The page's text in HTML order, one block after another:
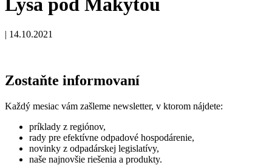
Lysá pod Makytou
| 14.10.2021
Zostaňte informovaní
Každý mesiac vám zašleme newsletter, v ktorom nájdete:
príklady z regiónov,
rady pre efektívne odpadové hospodárenie,
novinky z odpadárskej legislatívy,
naše najnovšie riešenia a produkty.